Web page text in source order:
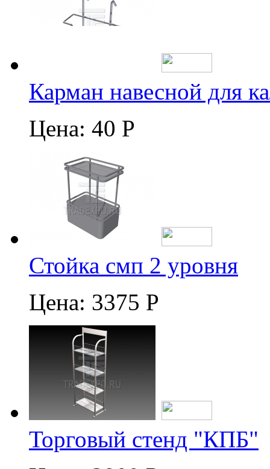
Карман навесной для
Цена: 40 Р
Стойка смп 2 уровня
Цена: 3375 Р
Торговый стенд "КПБ"